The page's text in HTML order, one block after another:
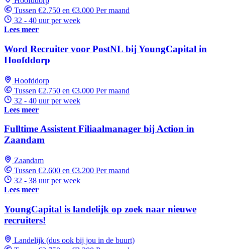
Tussen €2.750 en €3.000 Per maand
32 - 40 uur per week
Lees meer
Word Recruiter voor PostNL bij YoungCapital in
Hoofddorp
Hoofddorp
Tussen €2.750 en €3.000 Per maand
32 - 40 uur per week
Lees meer
Fulltime Assistent Filiaalmanager bij Action in
Zaandam
Zaandam
Tussen €2.600 en €3.200 Per maand
32 - 38 uur per week
Lees meer
YoungCapital is landelijk op zoek naar nieuwe
recruiters!
Landelijk (dus ook bij jou in de buurt)